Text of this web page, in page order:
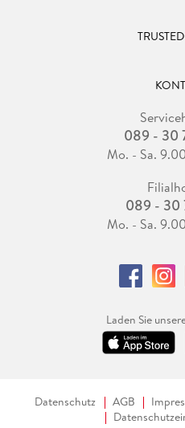
089 - 30
Mo. - Sa.
089 - 30
Mo. - Sa.
Laden Sie
Datenschutz AGB